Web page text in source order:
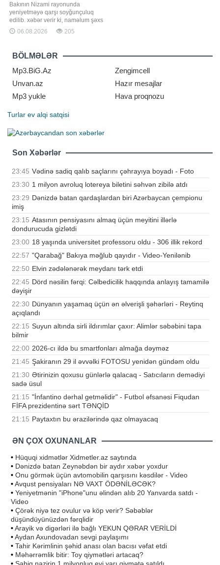
Bakının Nizami rayonunda
yeniyetməyə qarşı soyğunçuluq
edilib. xəbər verir ki, naməlum şəxs
zərərçəkənin əlində olan, dəyəri
1750 manat təşkil edən "iPhone 16"
yerindən uzaqlaşıb. Nizami Rayon
Polis İdarəsinin 24-cü Polis
Şöbəsinin əməkdaşlarının
keçirdikləri tədbirlərl
06.08.2026 205
BÖLMƏLƏR
Mp3.BiG.Az
Zengimcell
Unvan.az
Hazır mesajlar
Mp3 yukle
Hava proqnozu
Turlar ev alqi satqisi
Son Xəbərlər
23:45 Vədinə sadiq qalıb saçlarını çəhrayıya boyadı - Foto
23:30 1 milyon avroluq lotereya biletini səhvən zibilə atdı
23:29 Dənizdə batan qardaşlardan biri Azərbaycan çempionu
imiş
23:15 Atasının pensiyasını almaq üçün meyitini illərlə
dondurucuda gizlətdi
23:00 18 yaşında universitet professoru oldu - 306 illik rekord
22:57 "Qarabağ" Bakıya məğlub qayıdır - Video-Yenilənib
22:50 Elvin zədələnərək meydanı tərk etdi
22:45 Dörd nəsilin fərqi: Cəlbedicilik haqqında anlayış tamamilə
dəyişir
22:30 Dünyanın yaşamaq üçün ən əlverişli şəhərləri - Reytinq
açıqlandı
22:15 Suyun altında sirli ildırımlar çaxır: Alimlər səbəbini tapa
bilmir
22:00 2026-cı ildə bu smartfonları almağa dəyməz
21:45 Şakiranın 29 il əvvəlki FOTOSU yenidən gündəm oldu
21:30 Ətirinizin qoxusu günlərlə qalacaq - Satıcıların demədiyi
sadə üsul
21:15 "İnfantino dərhal getməlidir" - Futbol əfsanəsi Fiqudan
FİFA prezidentinə sərt TƏNQİD
21:15 Paytaxtın bu ərazilərində qaz olmayacaq
ƏN ÇOX OXUNANLAR
• Hüquqi xidmətlər Xidmetler.az saytında
• Dənizdə batan Zeynəbdən bir aydır xəbər yoxdur
• Onu görmək üçün avtomobilin qarşısını kəsdilər - Video
•Avqust pensiyaları NƏ VAXT ÖDƏNİLƏCƏK?
• Yeniyetmənin "iPhone"unu əlindən alıb 20 Yanvarda satdı -
Video
• Çörək niyə tez ovulur və köp verir? Səbəblər
düşündüyünüzdən fərqlidir
•Arayik və digərləri ilə bağlı YEKUN QƏRAR VERİLDİ
•Aydan Axundovadan sevgi paylaşımı
• Tahir Kərimlinin şəhid anası olan bacısı vəfat etdi
• Məhərrəmlik bitir: Toy qiymətləri artacaq?